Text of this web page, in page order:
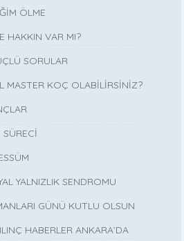
ÖLME
HAKKIN VAR MI?
SORULAR
MASTER KOÇ OLABİLİRSİNİZ?
SÜRECİ
YALNIZLIK SENDROMU
GÜNÜ KUTLU OLSUN
HABERLER ANKARA’DA